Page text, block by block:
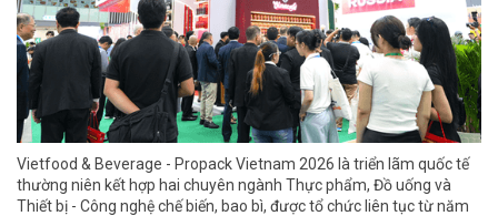
Vietfood & Beverage - Propack Vietnam 2026 là triển lãm quốc tế
thường niên kết hợp hai chuyên ngành Thực phẩm, Đồ uống và
Thiết bị - Công nghệ chế biến, bao bì, được tổ chức liên tục từ năm